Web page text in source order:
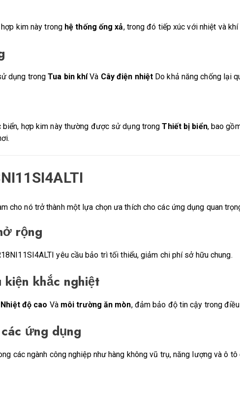
kim này trong hệ thống ống xả, trong đó tiếp xúc với nhiệt và khí
dụng trongTua bin khíVà Cây điện nhiệt Do khả năng chống lại
biển, hợp kim này thường được sử dụng trongThiết bị biển, bao
cho nó trở thành một lựa chọn ưa thích cho các ứng dụng quan
rộng
yêu cầu bảo trì tối thiểu, giảm chi phí sở hữu chung.
khắc nghiệt
Nhiệt độ cao Và môi trường ăn mòn, đảm bảo độ tin cậy trong
ứng dụng
các ngành công nghiệp như hàng không vũ trụ, năng lượng và ô